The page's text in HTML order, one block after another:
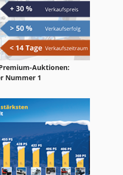
Auktionen:
Nummer 1